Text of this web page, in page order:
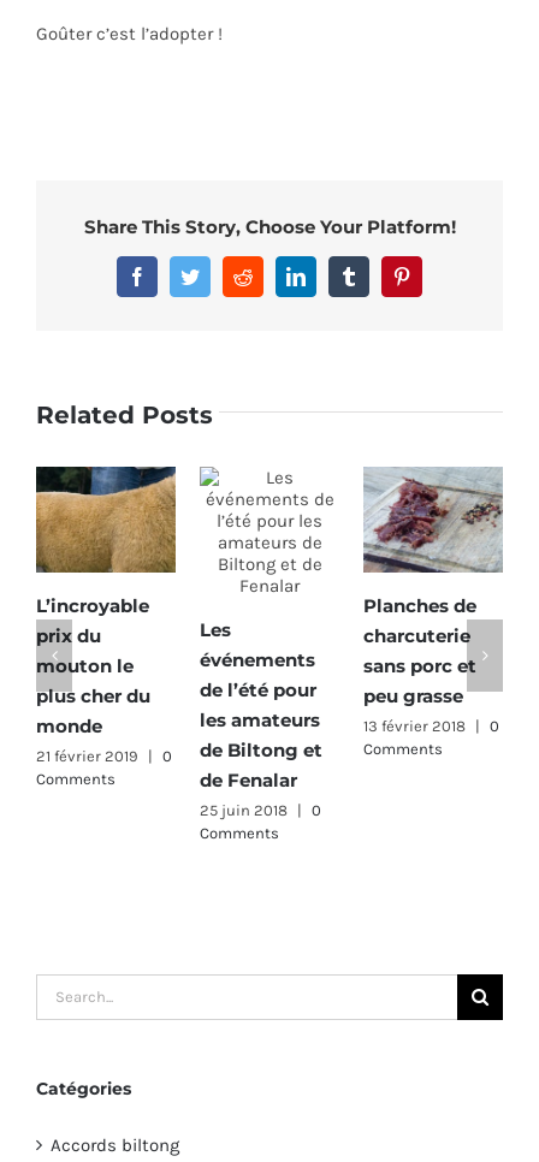
Goûter c’est l’adopter !
Share This Story, Choose Your Platform!
FacebookTwitterRedditLinkedInTumblr
Related Posts
L’incroyable
prix du
mouton le
plus cher du
monde
21 février 2019 |
0
Comments
Les
événements
de l’été pour
les amateurs
de Biltong et
de Fenalar
25 juin 2018 | 0
Comments
Planches de
charcuterie
sans porc et
peu grasse
13 février 2018 | 0
Comments
Search
for:
Catégories
Accords biltong